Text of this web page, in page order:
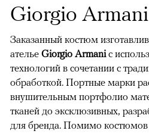
Giorgio Armani
Заказанный костюм
ателье Giorgio Armaniс
технологий в сочетании с
обработкой. Портные марки
внушительным портфолио
тканей до эксклюзивных,
для бренда. Помимо костюмов